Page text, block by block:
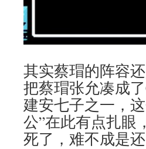
其实蔡瑁的阵容
把蔡瑁张允凑成
建安七子之一，
公”在此有点扎眼
死了，难不成是